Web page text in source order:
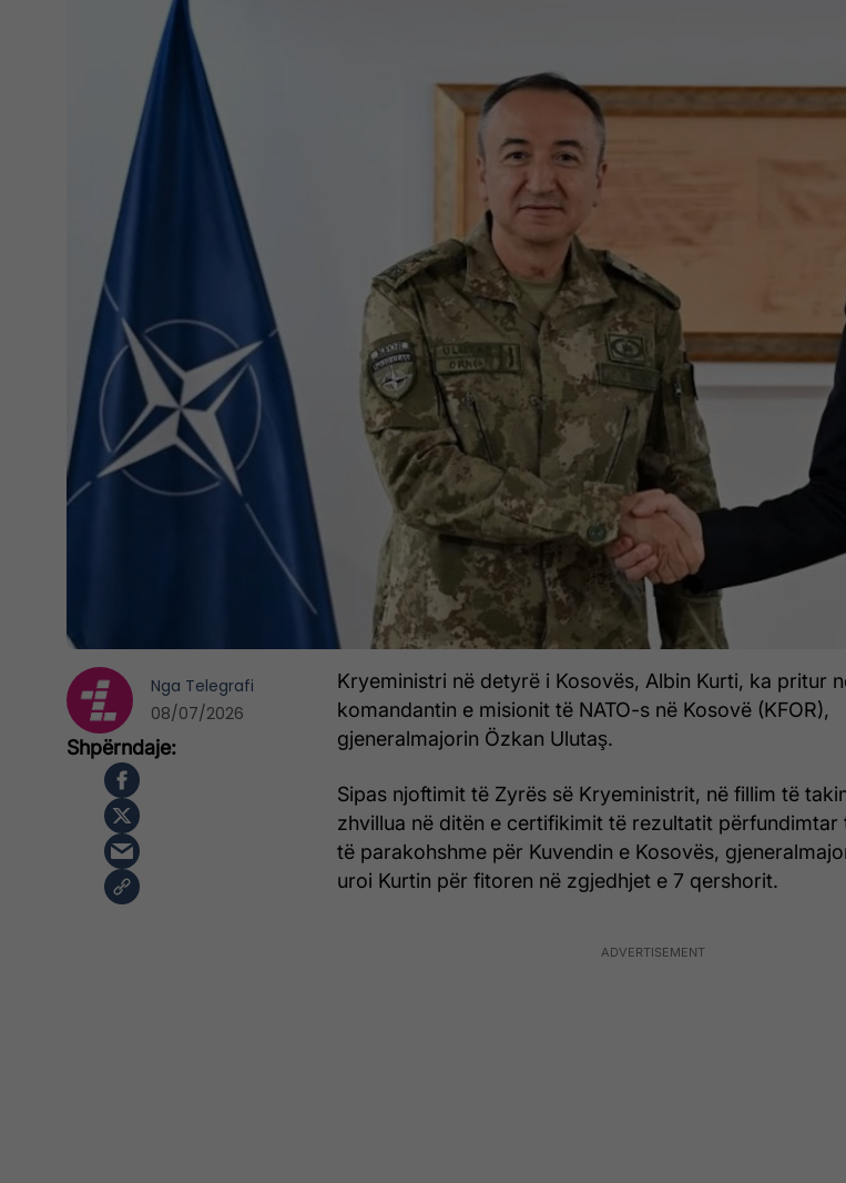
Kryeministri në detyrë i Kosovës, Albin Kurti, ka pritur
komandantin e misionit të NATO-s në Kosovë (KFOR),
gjeneralmajorin Özkan Ulutaş.
Sipas njoftimit të Zyrës së Kryeministrit, në fillim të
zhvillua në ditën e certifikimit të rezultatit përfundimtar
të parakohshme për Kuvendin e Kosovës,
uroi Kurtin për fitoren në zgjedhjet e 7 qershorit.
Nga Telegrafi
08/07/2026